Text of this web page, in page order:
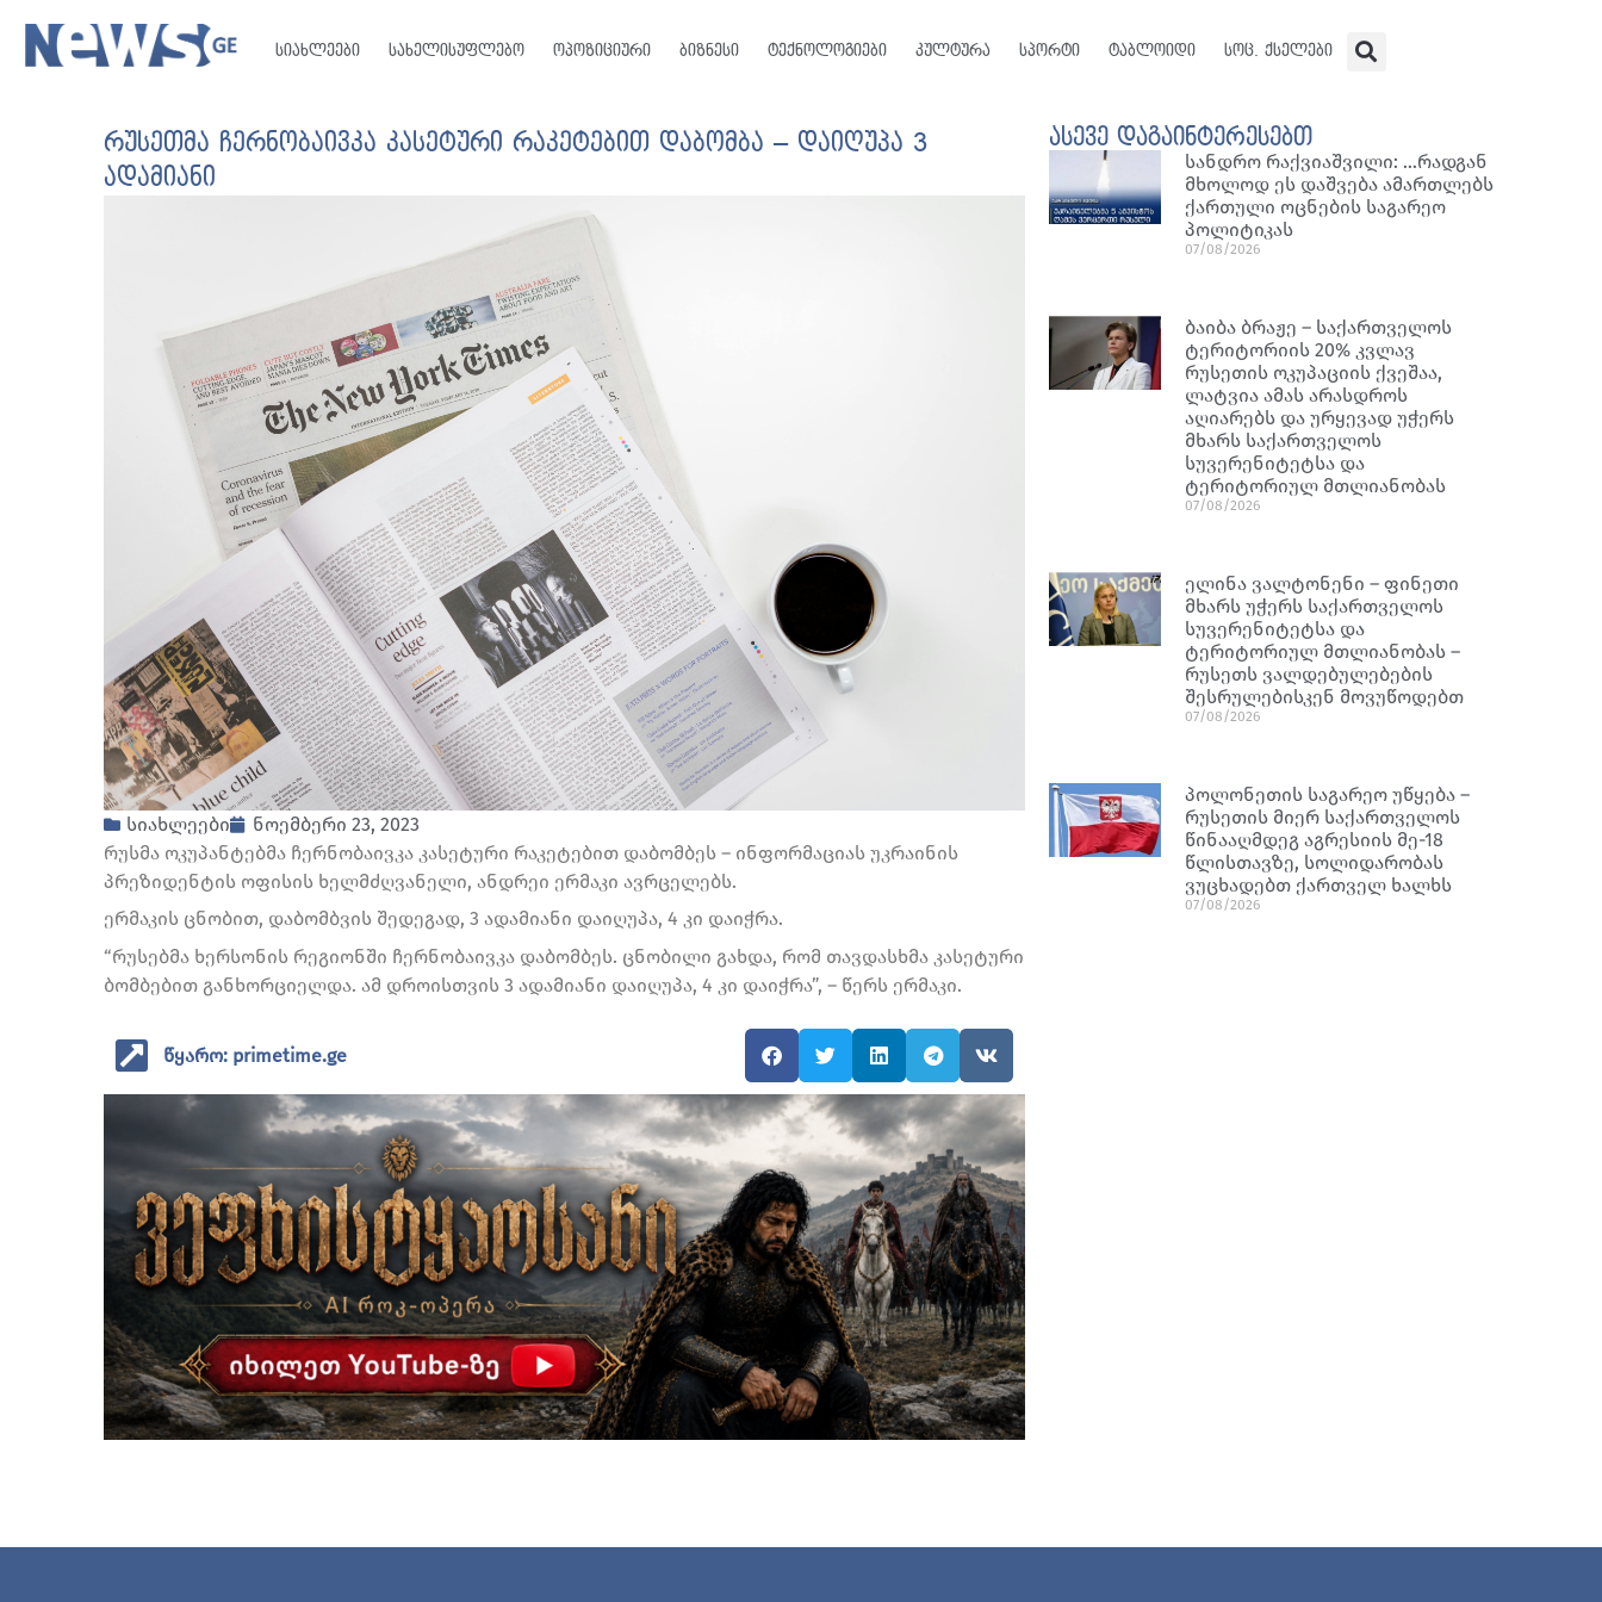
სიახლეები სახელისუფლებო ოპოზიციური ბიზნესი ტექნოლოგიები კულტურა სპორტი ტაბლოიდი სოც. ქსელები
რუსეთმა ჩერნობაივკა კასეტური რაკეტებით დაბომბა – დაიღუპა 3
ადამიანი
სიახლეები
ნოემბერი 23, 2023
რუსმა ოკუპანტებმა ჩერნობაივკა კასეტური რაკეტებით დაბომბეს – ინფორმაციას უკრაინის
პრეზიდენტის ოფისის ხელმძღვანელი, ანდრეი ერმაკი ავრცელებს.
ერმაკის ცნობით, დაბომბვის შედეგად, 3 ადამიანი დაიღუპა, 4 კი დაიჭრა.
“რუსებმა ხერსონის რეგიონში ჩერნობაივკა დაბომბეს. ცნობილი გახდა, რომ თავდასხმა კასეტური
ბომბებით განხორციელდა. ამ დროისთვის 3 ადამიანი დაიღუპა, 4 კი დაიჭრა”, – წერს ერმაკი.
წყარო: primetime.ge
ასევე დაგაინტერესებთ
სანდრო რაქვიაშვილი: …რადგან
მხოლოდ ეს დაშვება ამართლებს
ქართული ოცნების საგარეო
პოლიტიკას
07/08/2026
ბაიბა ბრაჟე – საქართველოს
ტერიტორიის 20% კვლავ
რუსეთის ოკუპაციის ქვეშაა,
ლატვია ამას არასდროს
აღიარებს და ურყევად უჭერს
მხარს საქართველოს
სუვერენიტეტსა და
ტერიტორიულ მთლიანობას
07/08/2026
ელინა ვალტონენი – ფინეთი
მხარს უჭერს საქართველოს
სუვერენიტეტსა და
ტერიტორიულ მთლიანობას –
რუსეთს ვალდებულებების
შესრულებისკენ მოვუწოდებთ
07/08/2026
პოლონეთის საგარეო უწყება –
რუსეთის მიერ საქართველოს
წინააღმდეგ აგრესიის მე-18
წლისთავზე, სოლიდარობას
ვუცხადებთ ქართველ ხალხს
07/08/2026